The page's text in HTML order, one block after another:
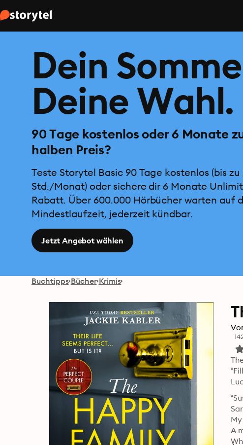
Dein
Deine Wahl.
90 Tage kostenlos oder 6 Monate
halben Preis?
Teste Storytel Basic 90 Tage kostenlos (bis zu
Std./Monat) oder sichere dir 6 Monate
Rabatt. Über 600.000 Hörbücher warten auf
Mindestlaufzeit, jederzeit kündbar.
Jetzt Angebot wählen
Buchtipps Bücher Krimis
A